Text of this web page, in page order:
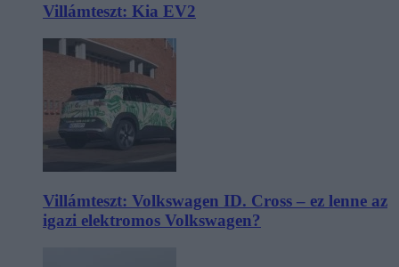
Villámteszt: Kia EV2
Villámteszt: Volkswagen ID. Cross – ez lenne az
igazi elektromos Volkswagen?